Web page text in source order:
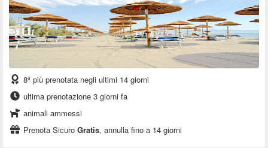
8ª più prenotata negli ultimi 14 giorni
ultima prenotazione 3 giorni fa
animali ammessi
Prenota Sicuro Gratis, annulla fino a 14 giorni